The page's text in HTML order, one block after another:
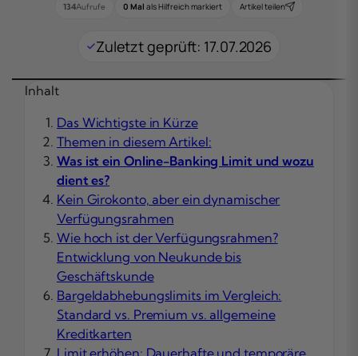
134Aufrufe 0 Mal als Hilfreich markiert Artikel teilen
Zuletzt geprüft: 17.07.2026
Inhalt
Das Wichtigste in Kürze
Themen in diesem Artikel:
Was ist ein Online-Banking Limit und wozu
dient es?
Kein Girokonto, aber ein dynamischer
Verfügungsrahmen
Wie hoch ist der Verfügungsrahmen?
Entwicklung von Neukunde bis
Geschäftskunde
Bargeldabhebungslimits im Vergleich:
Standard vs. Premium vs. allgemeine
Kreditkarten
Limit erhöhen: Dauerhafte und temporäre